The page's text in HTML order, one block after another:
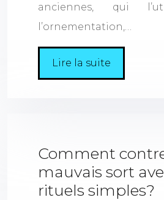
anciennes, qui
l’ornementation,…
Lire la suite
Comment
mauvais sort
rituels simples?